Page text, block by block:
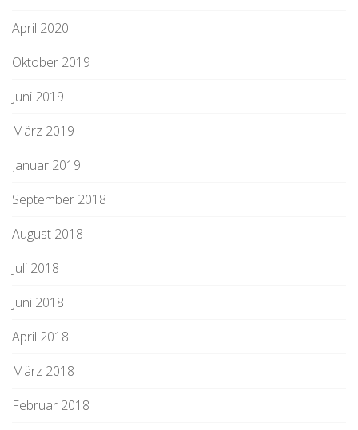
April 2020
Oktober 2019
Juni 2019
März 2019
Januar 2019
September 2018
August 2018
Juli 2018
Juni 2018
April 2018
März 2018
Februar 2018